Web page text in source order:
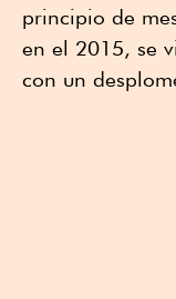
principio de
en el 2015, se
con un